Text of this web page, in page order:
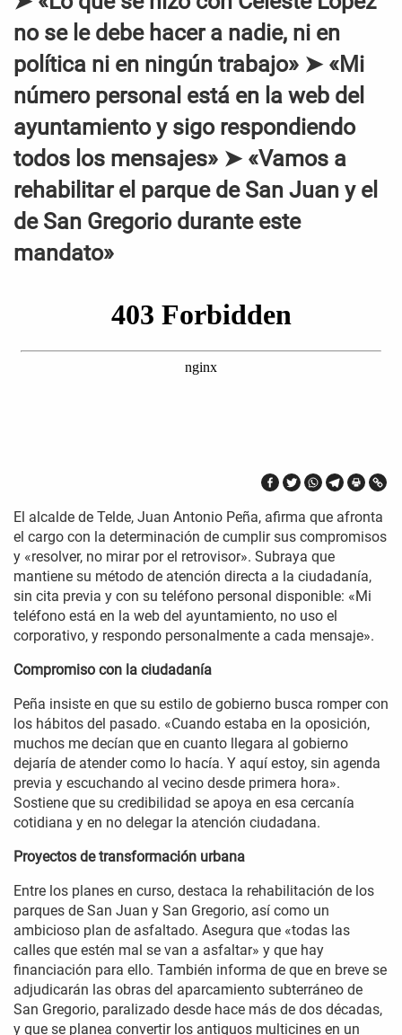
no se le debe hacer a nadie, ni en
política ni en ningún trabajo» ➤ «Mi
número personal está en la web del
ayuntamiento y sigo respondiendo
todos los mensajes» ➤ «Vamos a
rehabilitar el parque de San Juan y el
de San Gregorio durante este
mandato»
El alcalde de Telde, Juan Antonio Peña, afirma que afronta
el cargo con la determinación de cumplir sus compromisos
y «resolver, no mirar por el retrovisor». Subraya que
mantiene su método de atención directa a la ciudadanía,
sin cita previa y con su teléfono personal disponible: «Mi
teléfono está en la web del ayuntamiento, no uso el
corporativo, y respondo personalmente a cada mensaje».
Compromiso con la ciudadanía
Peña insiste en que su estilo de gobierno busca romper con
los hábitos del pasado. «Cuando estaba en la oposición,
muchos me decían que en cuanto llegara al gobierno
dejaría de atender como lo hacía. Y aquí estoy, sin agenda
previa y escuchando al vecino desde primera hora».
Sostiene que su credibilidad se apoya en esa cercanía
cotidiana y en no delegar la atención ciudadana.
Proyectos de transformación urbana
Entre los planes en curso, destaca la rehabilitación de los
parques de San Juan y San Gregorio, así como un
ambicioso plan de asfaltado. Asegura que «todas las
calles que estén mal se van a asfaltar» y que hay
financiación para ello. También informa de que en breve se
adjudicarán las obras del aparcamiento subterráneo de
San Gregorio, paralizado desde hace más de dos décadas,
y que se planea convertir los antiguos multicines en un